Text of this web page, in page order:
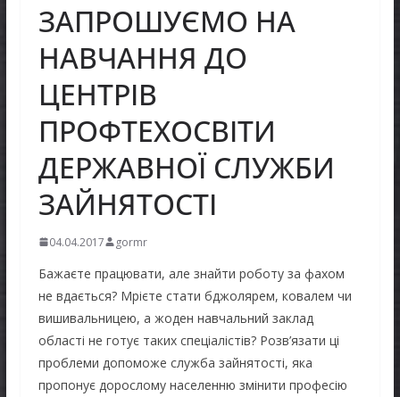
ЗАПРОШУЄМО НА
НАВЧАННЯ ДО
ЦЕНТРІВ
ПРОФТЕХОСВІТИ
ДЕРЖАВНОЇ СЛУЖБИ
ЗАЙНЯТОСТІ
04.04.2017 gormr
Бажаєте працювати, але знайти роботу за фахом
не вдається? Мрієте стати бджолярем, ковалем чи
вишивальницею, а жоден навчальний заклад
області не готує таких спеціалістів? Розв’язати ці
проблеми допоможе служба зайнятості, яка
пропонує дорослому населенню змінити професію